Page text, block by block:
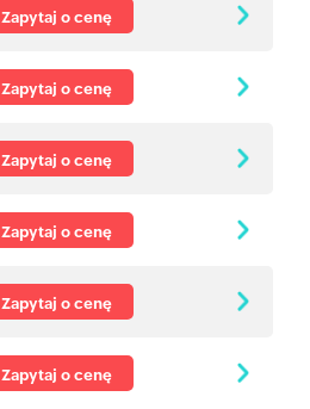
Zapytaj o cenę
Zapytaj o cenę
Zapytaj o cenę
Zapytaj o cenę
Zapytaj o cenę
Zapytaj o cenę